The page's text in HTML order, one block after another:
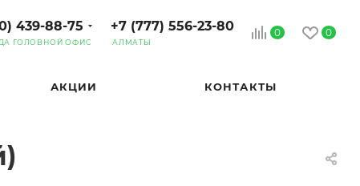
0 0
+7 (777) 556-23-80
АЛМАТЫ
439-88-75
ГОЛОВНОЙ ОФИС
АКЦИИ КОНТАКТЫ